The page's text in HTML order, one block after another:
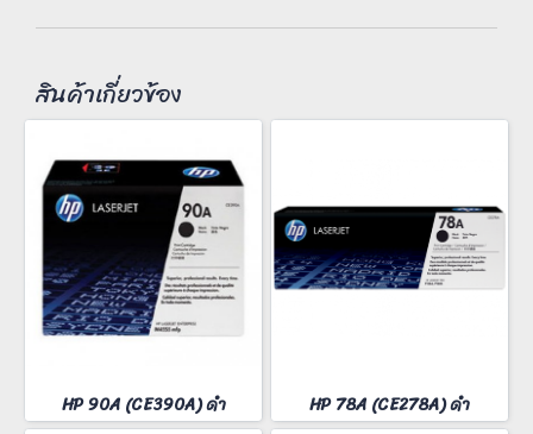
สินค้าเกี่ยวข้อง
HP 90A (CE390A) ดำ HP 78A (CE278A) ดำ